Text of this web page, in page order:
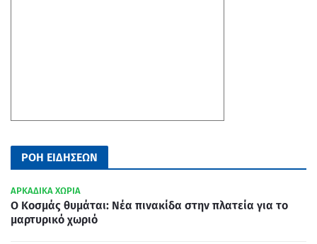
ΡΟΗ ΕΙΔΗΣΕΩΝ
ΑΡΚΑΔΙΚΑ ΧΩΡΙΑ
Ο Κοσμάς θυμάται: Νέα πινακίδα στην πλατεία για το
μαρτυρικό χωριό